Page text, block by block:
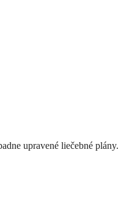
upravené liečebné plány.